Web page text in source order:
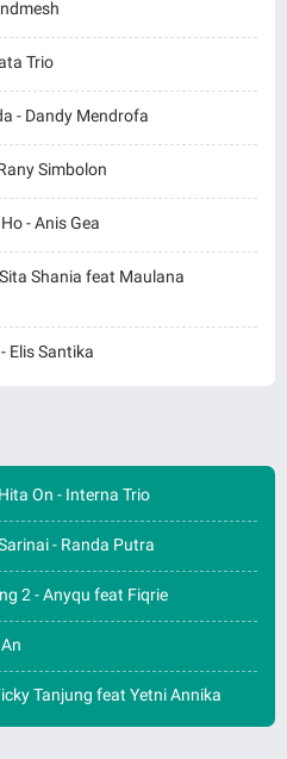
Trio
- Dandy Mendrofa
Simbolon
- Anis Gea
Shania feat Maulana
Elis Santika
On - Interna Trio
- Randa Putra
2 - Anyqu feat Fiqrie
Tanjung feat Yetni Annika